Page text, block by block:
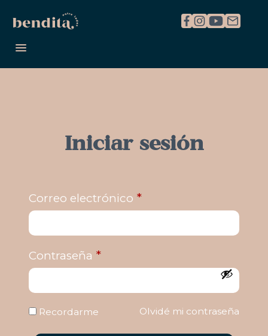
Iniciar sesión
Correo electrónico *
Contraseña *
Recordarme Olvidé mi contraseña